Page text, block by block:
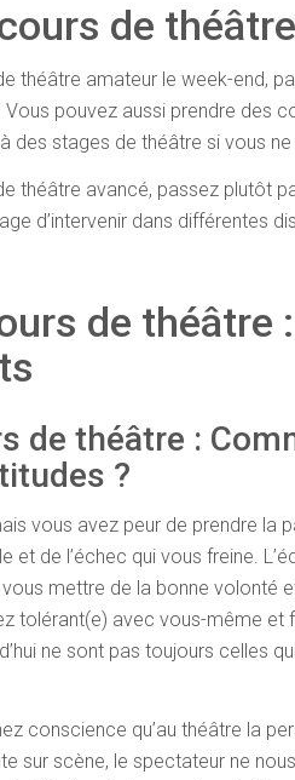
de
théâtre amateur le week-end,
pouvez aussi prendre des
des stages de théâtre si vous
théâtre avancé, passez plutôt
d’intervenir dans différentes
de théâtre
de théâtre :
?
vous avez peur de prendre la
et de l’échec qui vous freine.
mettre de la bonne volonté
tolérant(e) avec vous-même
ne sont pas toujours celles
conscience qu’au théâtre la
sur scène, le spectateur ne